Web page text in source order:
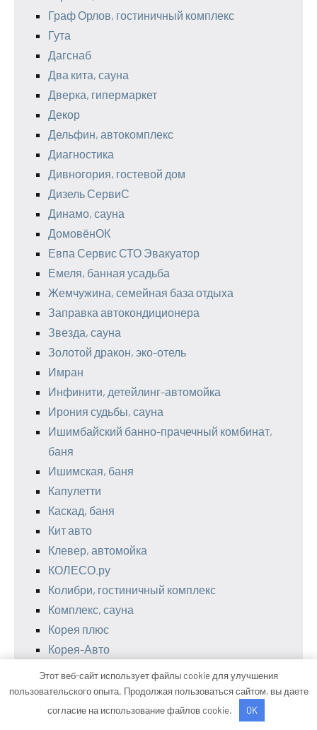
Граф Орлов, гостиничный комплекс
Гута
Дагснаб
Два кита, сауна
Дверка, гипермаркет
Декор
Дельфин, автокомплекс
Диагностика
Дивногория, гостевой дом
Дизель СервиС
Динамо, сауна
ДомовёнОК
Евпа Сервис СТО Эвакуатор
Емеля, банная усадьба
Жемчужина, семейная база отдыха
Заправка автокондиционера
Звезда, сауна
Золотой дракон, эко-отель
Имран
Инфинити, детейлинг-автомойка
Ирония судьбы, сауна
Ишимбайский банно-прачечный комбинат,
баня
Ишимская, баня
Капулетти
Каскад, баня
Кит авто
Клевер, автомойка
КОЛЕСО.ру
Колибри, гостиничный комплекс
Комплекс, сауна
Корея плюс
Корея-Авто
Космос, центр здоровья
Лагуна, сауна
Лагуна, сауна
Этот веб-сайт использует файлы cookie для улучшения
пользовательского опыта. Продолжая пользоваться сайтом, вы даете
согласие на использование файлов cookie.
OK